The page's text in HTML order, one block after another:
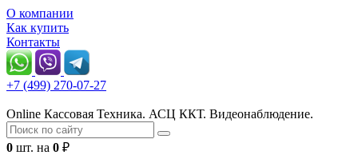
О компании
Как купить
Контакты
+7 (499) 270-07-27
Online Кассовая Техника. АСЦ ККТ. Видеонаблюдение.
0 шт. на 0 ₽